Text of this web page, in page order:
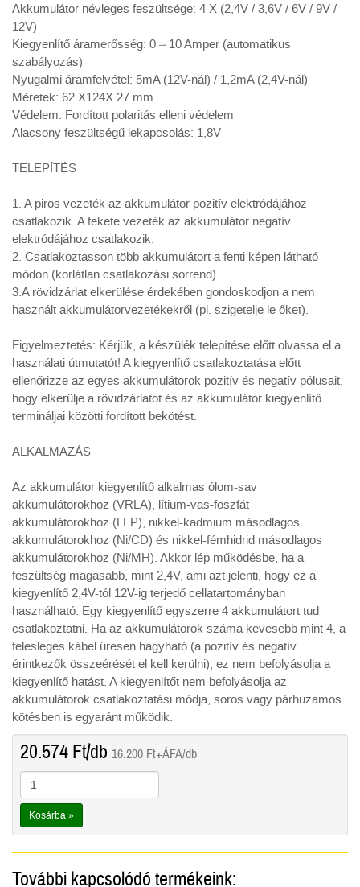
Akkumulátor névleges feszültsége: 4 X (2,4V / 3,6V / 6V / 9V /
12V)
Kiegyenlítő áramerősség: 0 – 10 Amper (automatikus
szabályozás)
Nyugalmi áramfelvétel: 5mA (12V-nál) / 1,2mA (2,4V-nál)
Méretek: 62 X124X 27 mm
Védelem: Fordított polaritás elleni védelem
Alacsony feszültségű lekapcsolás: 1,8V
TELEPÍTÉS
1. A piros vezeték az akkumulátor pozitív elektródájához
csatlakozik. A fekete vezeték az akkumulátor negatív
elektródájához csatlakozik.
2. Csatlakoztasson több akkumulátort a fenti képen látható
módon (korlátlan csatlakozási sorrend).
3.A rövidzárlat elkerülése érdekében gondoskodjon a nem
használt akkumulátorvezetékekről (pl. szigetelje le őket).
Figyelmeztetés: Kérjük, a készülék telepítése előtt olvassa el a
használati útmutatót! A kiegyenlítő csatlakoztatása előtt
ellenőrizze az egyes akkumulátorok pozitív és negatív pólusait,
hogy elkerülje a rövidzárlatot és az akkumulátor kiegyenlítő
termináljai közötti fordított bekötést.
ALKALMAZÁS
Az akkumulátor kiegyenlítő alkalmas ólom-sav
akkumulátorokhoz (VRLA), lítium-vas-foszfát
akkumulátorokhoz (LFP), nikkel-kadmium másodlagos
akkumulátorokhoz (Ni/CD) és nikkel-fémhidrid másodlagos
akkumulátorokhoz (Ni/MH). Akkor lép működésbe, ha a
feszültség magasabb, mint 2,4V, ami azt jelenti, hogy ez a
kiegyenlítő 2,4V-tól 12V-ig terjedő cellatartományban
használható. Egy kiegyenlítő egyszerre 4 akkumulátort tud
csatlakoztatni. Ha az akkumulátorok száma kevesebb mint 4, a
felesleges kábel üresen hagyható (a pozitív és negatív
érintkezők összeérését el kell kerülni), ez nem befolyásolja a
kiegyenlítő hatást. A kiegyenlítőt nem befolyásolja az
akkumulátorok csatlakoztatási módja, soros vagy párhuzamos
kötésben is egyaránt működik.
20.574Ft/db 16.200 Ft+ÁFA/db
Kosárba »
További kapcsolódó termékeink: